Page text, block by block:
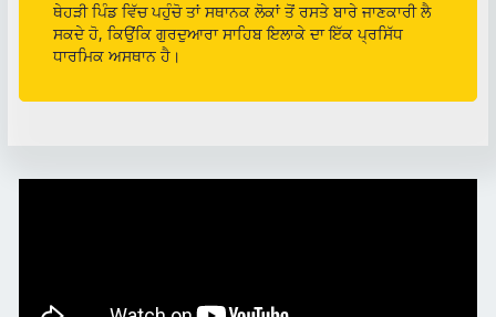
ਥੇਹੜੀ ਪਿੰਡ ਵਿੱਚ ਪਹੁੰਚੋ ਤਾਂ ਸਥਾਨਕ ਲੋਕਾਂ ਤੋਂ ਰਸਤੇ ਬਾਰੇ ਜਾਣਕਾਰੀ ਲੈ
ਸਕਦੇ ਹੋ, ਕਿਉਂਕਿ ਗੁਰਦੁਆਰਾ ਸਾਹਿਬ ਇਲਾਕੇ ਦਾ ਇੱਕ ਪ੍ਰਸਿੱਧ
ਧਾਰਮਿਕ ਅਸਥਾਨ ਹੈ।